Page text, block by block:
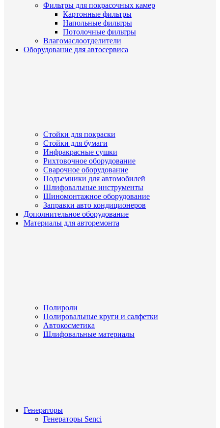
Фильтры для покрасочных камер
Картонные фильтры
Напольные фильтры
Потолочные фильтры
Влагомаслоотделители
Оборудование для автосервиса
Стойки для покраски
Стойки для бумаги
Инфракрасные сушки
Рихтовочное оборудование
Сварочное оборудование
Подъемники для автомобилей
Шлифовальные инструменты
Шиномонтажное оборудование
Заправки авто кондиционеров
Дополнительное оборудование
Материалы для авторемонта
Полироли
Полировальные круги и салфетки
Автокосметика
Шлифовальные материалы
Генераторы
Генераторы Senci